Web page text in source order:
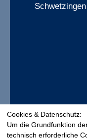
Schwetzingen
Cookies & Datenschutz:
Um die Grundfunktion
technisch erforderliche